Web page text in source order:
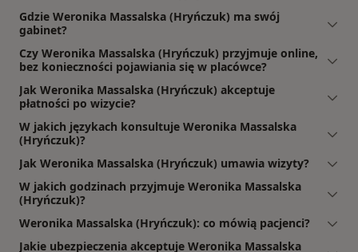
Gdzie Weronika Massalska (Hryńczuk) ma swój
gabinet?
Czy Weronika Massalska (Hryńczuk) przyjmuje online,
bez konieczności pojawiania się w placówce?
Jak Weronika Massalska (Hryńczuk) akceptuje
płatności po wizycie?
W jakich językach konsultuje Weronika Massalska
(Hryńczuk)?
Jak Weronika Massalska (Hryńczuk) umawia wizyty?
W jakich godzinach przyjmuje Weronika Massalska
(Hryńczuk)?
Weronika Massalska (Hryńczuk): co mówią pacjenci?
Jakie ubezpieczenia akceptuje Weronika Massalska